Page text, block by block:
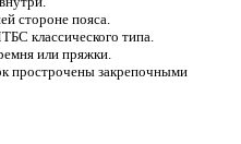
стороне пояса.
классического типа.
или пряжки.
прострочены закрепочными